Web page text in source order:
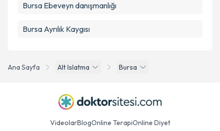
Ana Sayfa Alt Islatma Bursa
Bursa Ebeveyn danışmanlığı
Bursa Ayrılık Kaygısı
VideolarBlogOnline TerapiOnline Diyet